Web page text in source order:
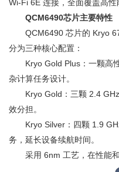
Wi-Fi 6E 连接，全面覆盖高性
QCM6490芯片主要特性
QCM6490 芯片的 Kryo
分为三种核心配置：
Kryo Gold Plus：一颗高性
杂计算任务设计。
Kryo Gold：三颗 2.4 GHz
效分担。
Kryo Silver：四颗 1.9
务，延长设备续航时间。
采用 6nm 工艺，在性能和